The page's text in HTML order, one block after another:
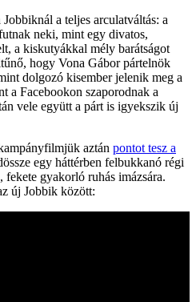
a teljes arculatváltás: a
neki, mint egy divatos,
a kiskutyákkal mély barátságot
hogy Vona Gábor pártelnök
dolgozó kisember jelenik meg a
a Facebookon szaporodnak a
vele együtt a párt is igyekszik új
aztán pontot tesz a
egy háttérben felbukkanó régi
gyakorló ruhás imázsára.
új Jobbik között: